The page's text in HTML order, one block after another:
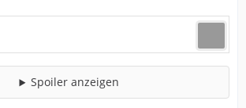
Spoiler anzeigen